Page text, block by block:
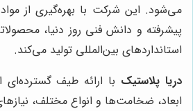
می‌شود. این شرکت با بهره‌گیری از
پیشرفته و دانش فنی روز دنیا،
استانداردهای بین‌المللی تولید می‌کند.
دریا پلاستیک با ارائه طیف گسترده‌ای
ابعاد، ضخامت‌ها و انواع مختلف،